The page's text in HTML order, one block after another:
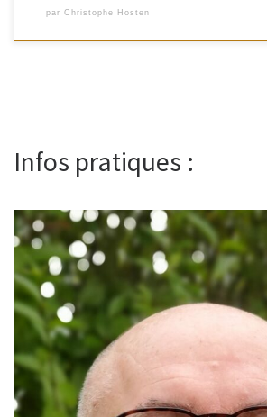
par Christophe Hosten
Infos pratiques :